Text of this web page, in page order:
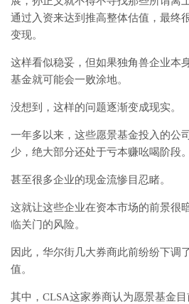
通过入资来达到推高整体估值，最终
变现。
这样看似稳妥，但如果独角兽企业本
基金就可能会一败涂地。
没想到，这样的问题逐渐变成现实。
一年多以来，这些愿景基金投入的公
少，绝大部分还处于亏本赚吆喝阶段。
甚至很多企业的现金流惨目忍睹。
这就让这些企业在资本市场的前景很
临关门的风险。
因此，华尔街几大券商此前纷纷下调
值。
其中，CLSA这家券商认为愿景基金